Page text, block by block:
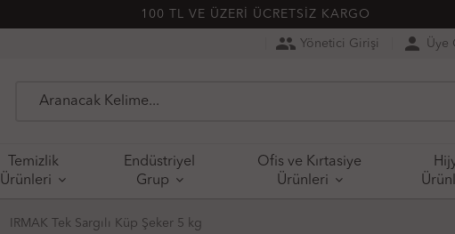
100 TL VE ÜZERİ ÜCRETSİZ KARGO
people Yönetici Girişi person Üye
Temizlik
Ürünleri
Endüstriyel
Grup
Ofis ve Kırtasiye
Ürünleri
IRMAK Tek Sargılı Küp Şeker 5 kg